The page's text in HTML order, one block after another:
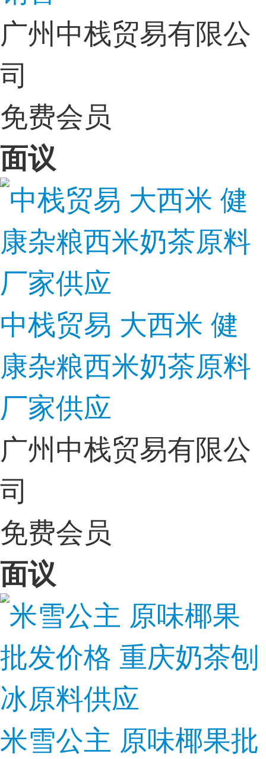
广州中栈贸易有限公
司
免费会员
面议
中栈贸易 大西米 健
康杂粮西米奶茶原料
厂家供应
广州中栈贸易有限公
司
免费会员
面议
米雪公主 原味椰果批